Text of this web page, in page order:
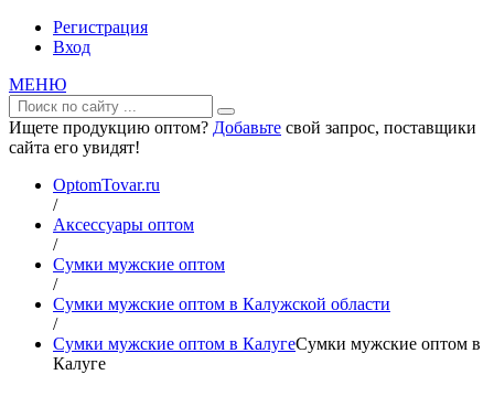
Регистрация
Вход
МЕНЮ
Ищете продукцию оптом? Добавьте свой запрос, поставщики
сайта его увидят!
OptomTovar.ru
/
Аксессуары оптом
/
Сумки мужские оптом
/
Сумки мужские оптом в Калужской области
/
Сумки мужские оптом в КалугеСумки мужские оптом в
Калуге